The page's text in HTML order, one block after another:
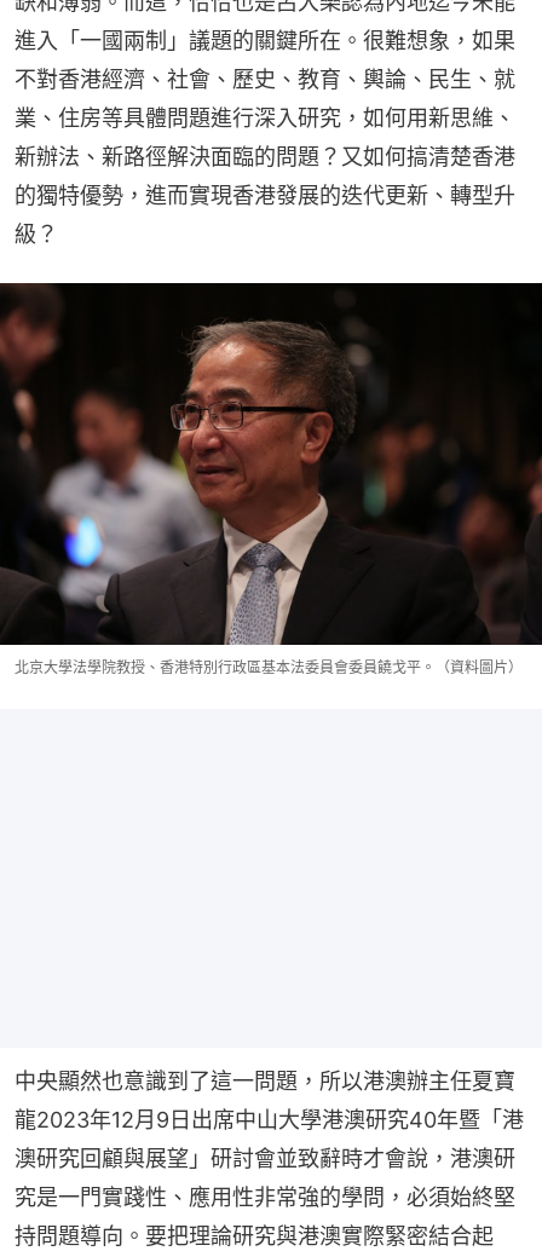
進入「一國兩制」議題的關鍵所在。很難想象，如果
不對香港經濟、社會、歷史、教育、輿論、民生、就
業、住房等具體問題進行深入研究，如何用新思維、
新辦法、新路徑解決面臨的問題？又如何搞清楚香港
的獨特優勢，進而實現香港發展的迭代更新、轉型升
級？
北京大學法學院教授、香港特別行政區基本法委員會委員饒戈平。（資料圖片）
中央顯然也意識到了這一問題，所以港澳辦主任夏寶
龍2023年12月9日出席中山大學港澳研究40年暨「港
澳研究回顧與展望」研討會並致辭時才會說，港澳研
究是一門實踐性、應用性非常強的學問，必須始終堅
持問題導向。要把理論研究與港澳實際緊密結合起